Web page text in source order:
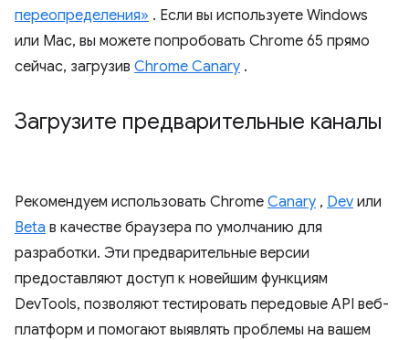
переопределения» . Если вы используете Windows
или Mac, вы можете попробовать Chrome 65 прямо
сейчас, загрузив Chrome Canary .
Загрузите предварительные каналы
Рекомендуем использовать Chrome Canary , Dev или
Beta в качестве браузера по умолчанию для
разработки. Эти предварительные версии
предоставляют доступ к новейшим функциям
DevTools, позволяют тестировать передовые API веб-
платформ и помогают выявлять проблемы на вашем